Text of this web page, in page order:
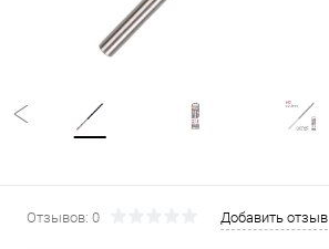
Отзывов: 0 Добавить отзыв